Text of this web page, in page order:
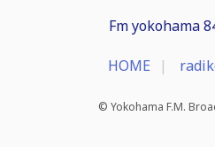
Fm yokohama
HOME
© Yokohama F.M.